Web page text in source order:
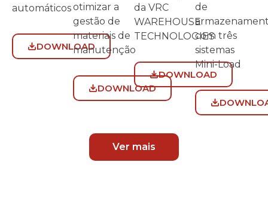
automáticos
DOWNLOAD
otimizar a
gestão de
materiais de
manutenção
DOWNLOAD
da VRC
WAREHOUSE
TECHNOLOGIES
DOWNLOAD
de
com três
sistemas
Mini-Load
Ver mais